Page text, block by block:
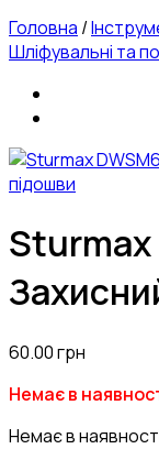
Головна /
Шліфувальні та
Sturmax
60.00грн
Немає в
Немає в